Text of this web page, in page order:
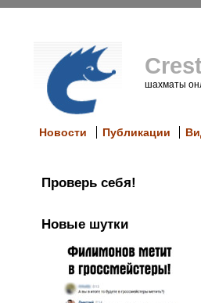
шахматы
Новости Публикации
Проверь себя!
Новые шутки